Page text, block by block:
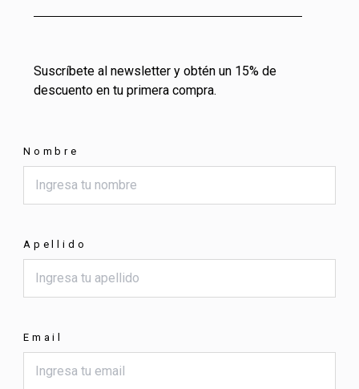
Suscríbete al newsletter y obtén un 15% de
descuento en tu primera compra.
Nombre
Apellido
Email